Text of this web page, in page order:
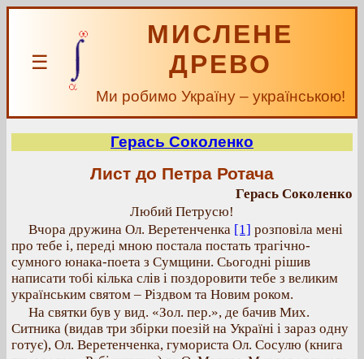
☰
МИСЛЕНЕ
ДРЕВО
Ми робимо Україну – українською!
Герась Соколенко
Лист до Петра Ротача
Герась Соколенко
Любий Петрусю!
Вчора дружина Ол. Веретенченка [1] розповіла мені
про тебе і, переді мною постала постать трагічно-
сумного юнака-поета з Сумщини. Сьогодні рішив
написати тобі кілька слів і поздоровити тебе з великим
українським святом – Різдвом та Новим роком.
На святки був у вид. «Зол. пер.», де бачив Мих.
Ситника (видав три збірки поезій на Україні і зараз одну
готує), Ол. Веретенченка, гумориста Ол. Сосулю (книга